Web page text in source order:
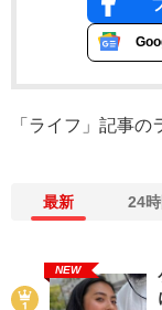
「ライフ」記事の
最新 24
NEW